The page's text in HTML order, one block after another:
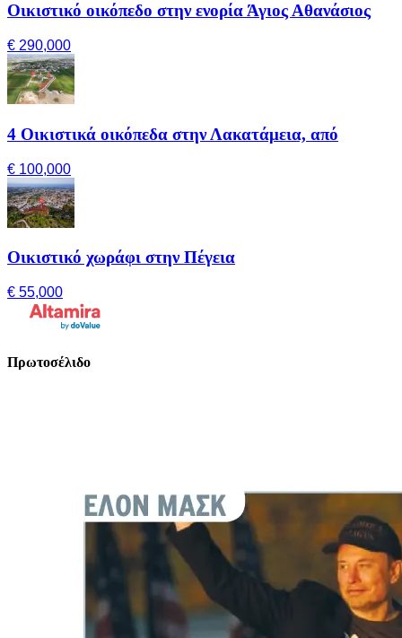
Οικιστικό οικόπεδο στην ενορία Άγιος Αθανάσιος
€ 290,000
4 Οικιστικά οικόπεδα στην Λακατάμεια, από
€ 100,000
Οικιστικό χωράφι στην Πέγεια
€ 55,000
Πρωτοσέλιδο